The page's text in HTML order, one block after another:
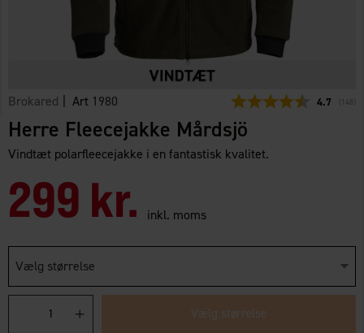
Brokared | Art 1980 4.7 148
Herre Fleecejakke Mårdsjö
Vindtæt polarfleecejakke i en fantastisk kvalitet.
299 kr. inkl. moms
Vælg størrelse
Vælg størrelse